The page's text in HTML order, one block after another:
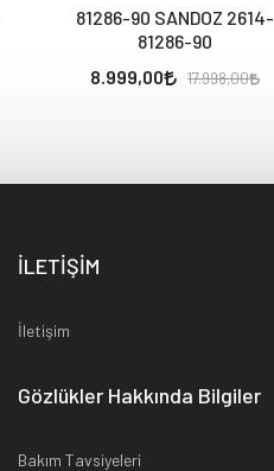
81286-90 SANDOZ 2614-
81286-90
8.999,00
17.998,00
İLETİŞİM
İletişim
Gözlükler Hakkında Bilgiler
Bakım Tavsiyeleri